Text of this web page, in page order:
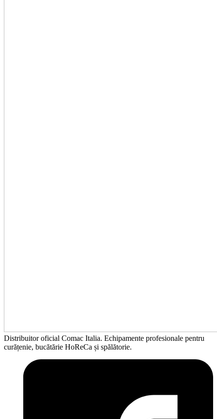
Distribuitor oficial Comac Italia. Echipamente profesionale pentru
curățenie, bucătărie HoReCa și spălătorie.